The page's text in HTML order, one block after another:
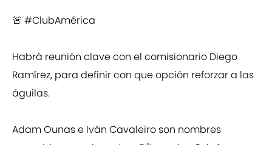
🚨 #ClubAmérica
Habrá reunión clave con el comisionario Diego
Ramírez, para definir con que opción reforzar a las
águilas.
Adam Ounas e Iván Cavaleiro son nombres